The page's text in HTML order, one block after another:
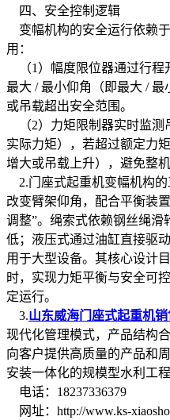
四、安全控制逻辑
变幅机构的安全运行依赖
用：
（1）幅度限位器通过行程
最大 / 最小仰角（即最大 /
或吊载超出安全范围。
（2）力矩限制器实时监测
实际力矩），若超过额定力
增大或吊载上升），避免整机
2.门座式起重机变幅机构的
改变臂架仰角，配合平衡装
调整”。绳索式依赖钢丝绳
低；液压式通过油缸直接驱
用于大型设备。其核心设计
时，实现力矩平衡与安全可
定运行。
3.山东威海门座式起重机
现代化管理模式，产品结构
向客户提供高质量的产品和
安装一体化的规模型水利工
电话：18237336379
网址：http://www.ks-